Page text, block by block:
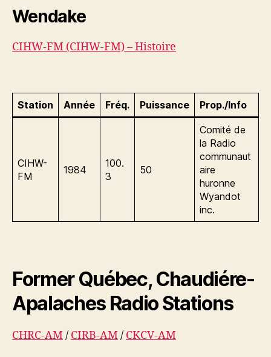
Wendake
CIHW-FM (CIHW-FM) – Histoire
Station Année Fréq. Puissance Prop./Info
CIHW-
FM
1984
100.
3
50
Comité de
la Radio
communaut
aire
huronne
Wyandot
inc.
Former Québec, Chaudiére-
Apalaches Radio Stations
CHRC-AM/ CIRB-AM/ CKCV-AM